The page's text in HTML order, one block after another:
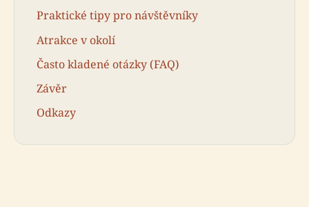
Praktické tipy pro návštěvníky
Atrakce v okolí
Často kladené otázky (FAQ)
Závěr
Odkazy